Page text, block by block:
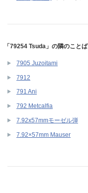
「79254 Tsuda」の隣のことば
7905 Juzoitami
7912
791 Ani
792 Metcalfia
7.92x57mmモーゼル弾
7.92×57mm Mauser